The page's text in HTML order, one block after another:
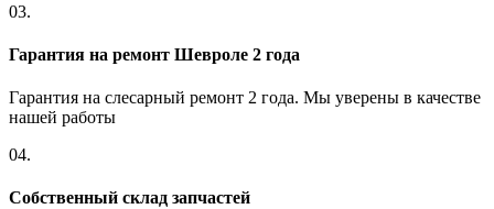
03.
Гарантия на ремонт Шевроле 2 года
Гарантия на слесарный ремонт 2 года. Мы уверены в качестве
нашей работы
04.
Собственный склад запчастей